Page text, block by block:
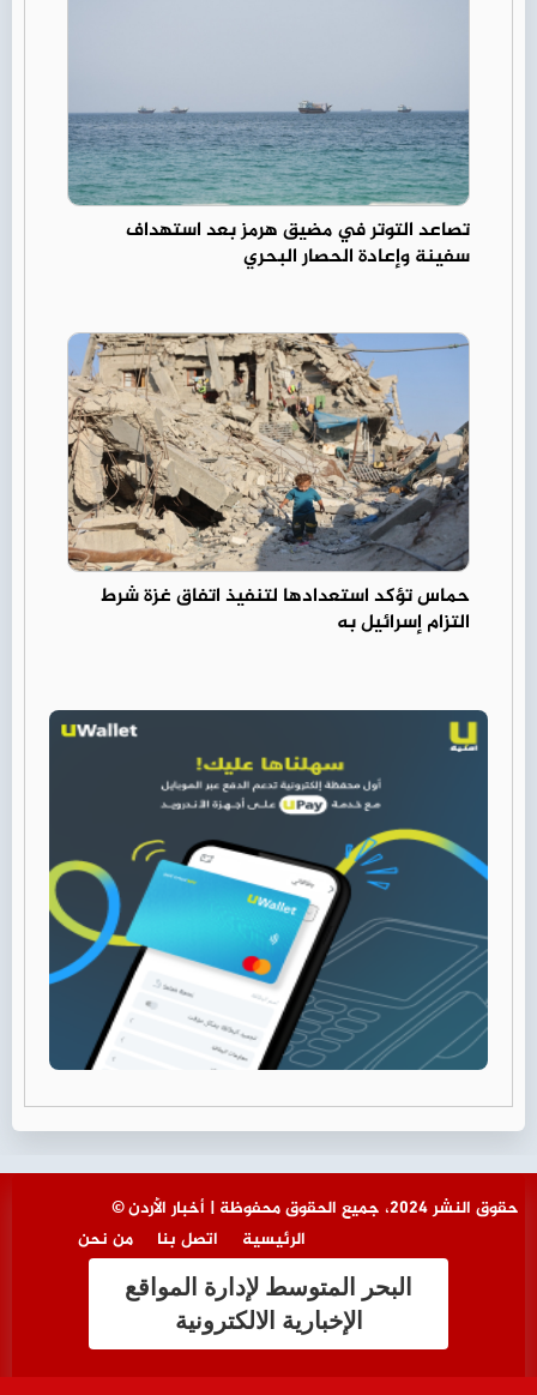
تصاعد التوتر في مضيق هرمز بعد استهداف
سفينة وإعادة الحصار البحري
حماس تؤكد استعدادها لتنفيذ اتفاق غزة شرط
التزام إسرائيل به
© حقوق النشر 2024، جميع الحقوق محفوظة | أخبار الأردن
من نحن
اتصل بنا الرئيسية
البحر المتوسط لإدارة المواقع
الإخبارية الالكترونية